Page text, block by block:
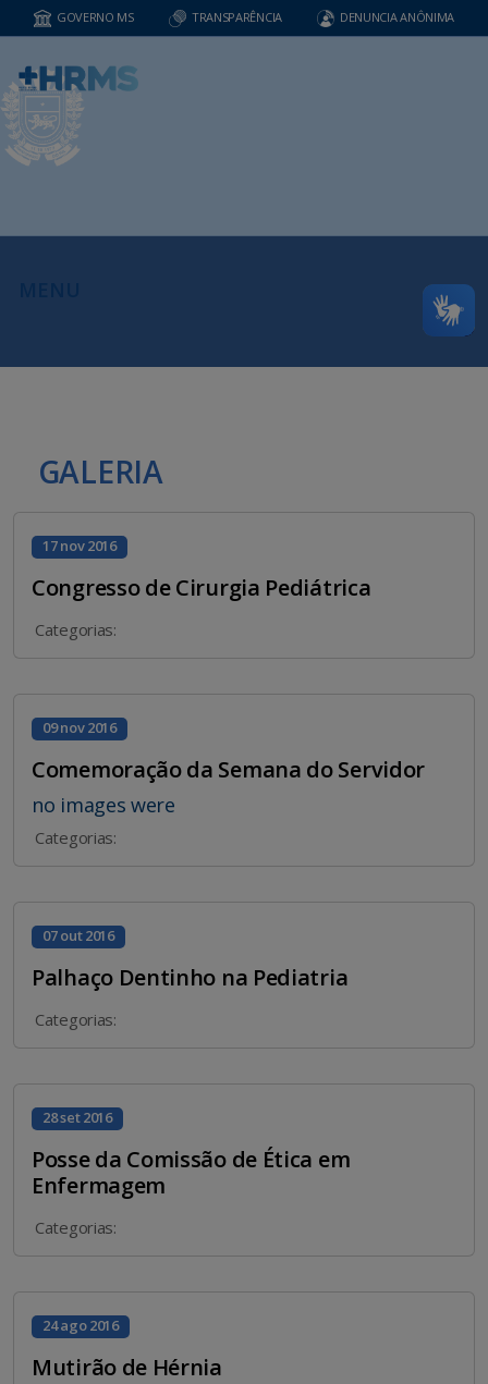
GOVERNO MS TRANSPARÊNCIA DENUNCIA ANÔNIMA
GALERIA
17 nov 2016
Congresso de Cirurgia Pediátrica
Categorias:
09 nov 2016
Comemoração da Semana do Servidor
no images were
Categorias:
07 out 2016
Palhaço Dentinho na Pediatria
Categorias:
28 set 2016
Posse da Comissão de Ética em
Enfermagem
Categorias:
24 ago 2016
Mutirão de Hérnia